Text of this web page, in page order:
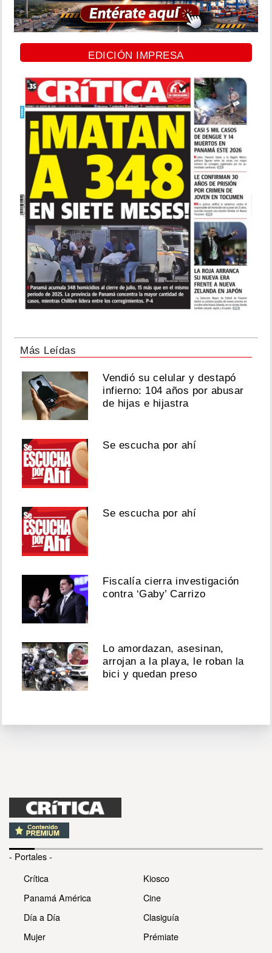
EDICIÓN IMPRESA
Más Leídas
Vendió su celular y destapó
infierno: 104 años por abusar
de hijas e hijastra
Se escucha por ahí
Se escucha por ahí
Fiscalía cierra investigación
contra ‘Gaby’ Carrizo
Lo amordazan, asesinan,
arrojan a la playa, le roban la
bici y quedan preso
- Portales -
Crítica
Panamá América
Día a Día
Mujer
Kiosco
Cine
Clasiguía
Prémiate